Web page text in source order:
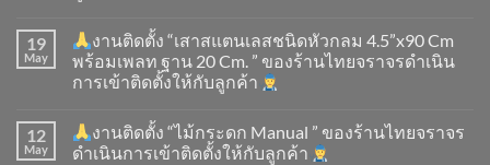
19
May
งานติดตั้ง “เสาสแตนเลสชนิดหัวกลม 4.5”x90 Cm
พร้อมเพลท ฐาน 20 Cm. ” ของร้านไทยจราจรดำเนิน
การเข้าติดตั้ง​ให้กับลูกค้า
12
May
งานติดตั้ง “ไม้กระดก Manual ” ของร้านไทยจราจร
ดำเนินการเข้าติดตั้ง​ให้กับลูกค้า